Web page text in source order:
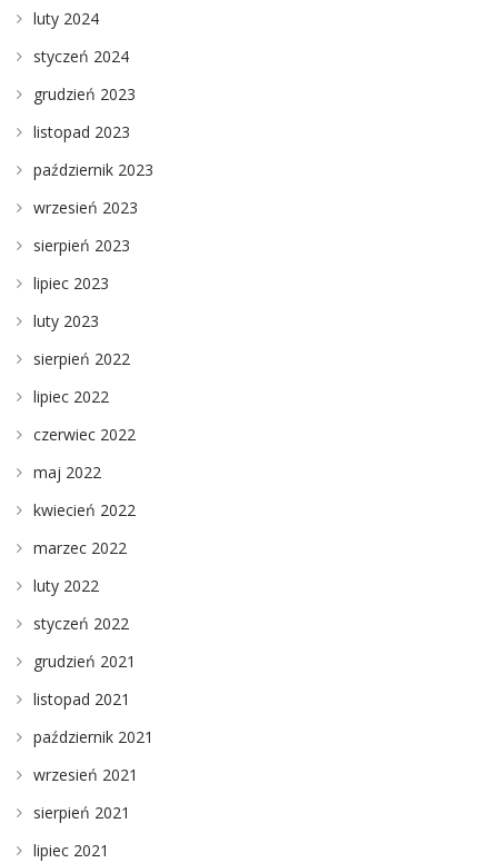
luty 2024
styczeń 2024
grudzień 2023
listopad 2023
październik 2023
wrzesień 2023
sierpień 2023
lipiec 2023
luty 2023
sierpień 2022
lipiec 2022
czerwiec 2022
maj 2022
kwiecień 2022
marzec 2022
luty 2022
styczeń 2022
grudzień 2021
listopad 2021
październik 2021
wrzesień 2021
sierpień 2021
lipiec 2021